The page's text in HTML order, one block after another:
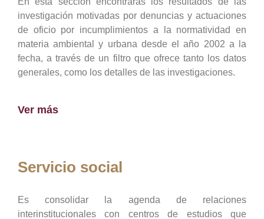
investigación motivadas por denuncias y actuaciones
de oficio por incumplimientos a la normatividad en
materia ambiental y urbana desde el año 2002 a la
fecha, a través de un filtro que ofrece tanto los datos
generales, como los detalles de las investigaciones.
Ver más
Servicio social
Es consolidar la agenda de relaciones
interinstitucionales con centros de estudios que